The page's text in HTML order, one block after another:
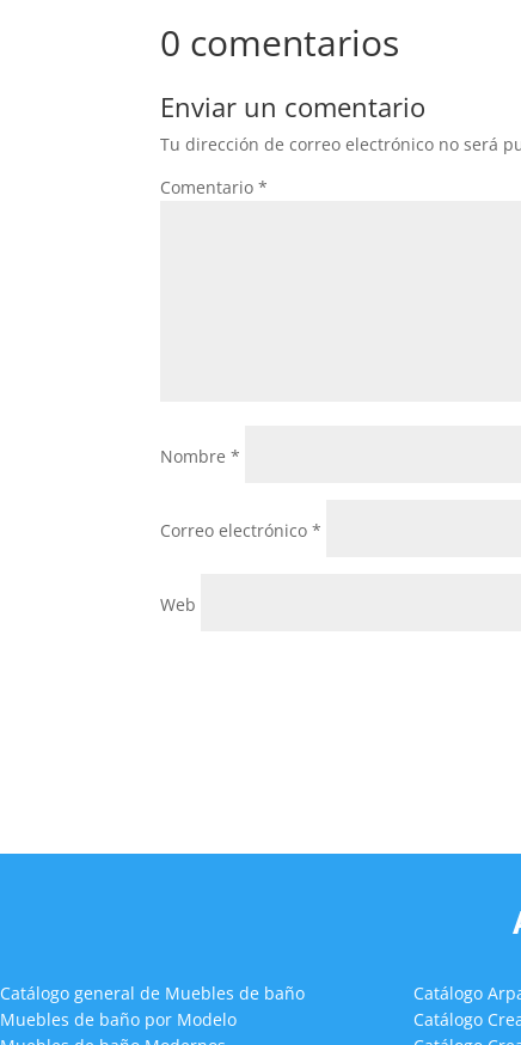
0 comentarios
Enviar un comentario
Tu dirección de correo electrónico no será
Comentario*
Nombre*
Correo electrónico*
Web
Catálogo general de Muebles de baño
Muebles de baño por Modelo
Catálogo
Catálogo